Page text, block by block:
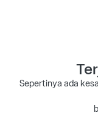
Sepertinya ada